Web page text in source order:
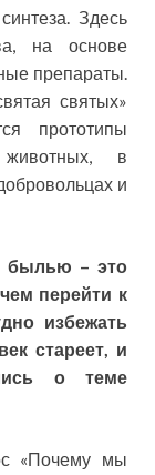
Здесь
на основе
препараты.
святых»
прототипы
в
и
былью – это
перейти к
избежать
стареет, и
о теме
«Почему мы